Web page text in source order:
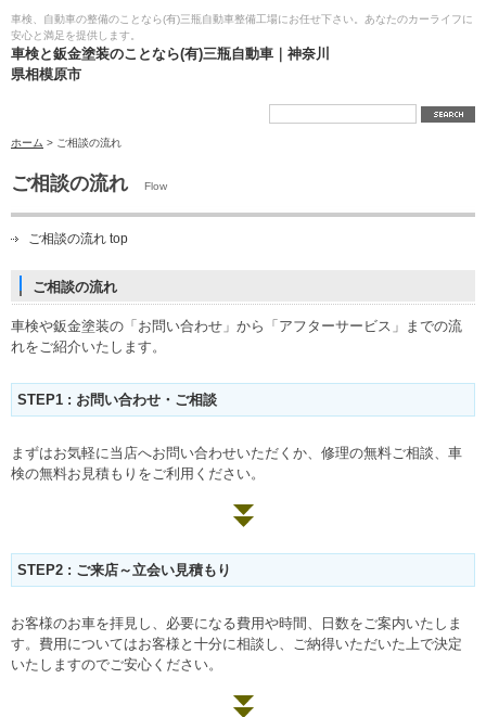
車検、自動車の整備のことなら(有)三瓶自動車整備工場にお任せ下さい。あなたのカーライフに
安心と満足を提供します。
車検と鈑金塗装のことなら(有)三瓶自動車｜神奈川
県相模原市
ホーム > ご相談の流れ
ご相談の流れ Flow
ご相談の流れ top
ご相談の流れ
車検や鈑金塗装の「お問い合わせ」から「アフターサービス」までの流
れをご紹介いたします。
STEP1 : お問い合わせ・ご相談
まずはお気軽に当店へお問い合わせいただくか、修理の無料ご相談、車
検の無料お見積もりをご利用ください。
STEP2 : ご来店～立会い見積もり
お客様のお車を拝見し、必要になる費用や時間、日数をご案内いたしま
す。費用についてはお客様と十分に相談し、ご納得いただいた上で決定
いたしますのでご安心ください。